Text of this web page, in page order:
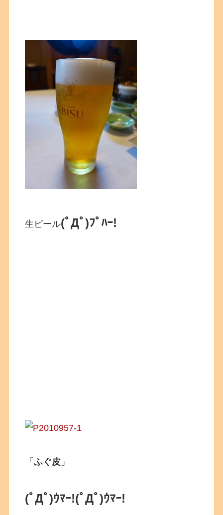
生ビール(ﾟДﾟ)ﾌﾟﾊｰ!
「ふぐ皮 」
(ﾟДﾟ)ｳﾏｰ!(ﾟДﾟ)ｳﾏｰ!